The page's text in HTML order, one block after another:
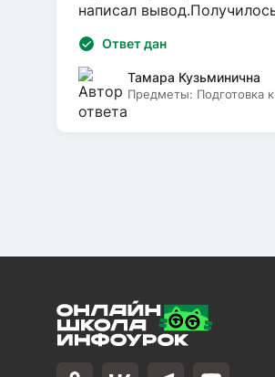
написал
Ответ дан
Тамара Кузьминична
Предметы: Подготовка